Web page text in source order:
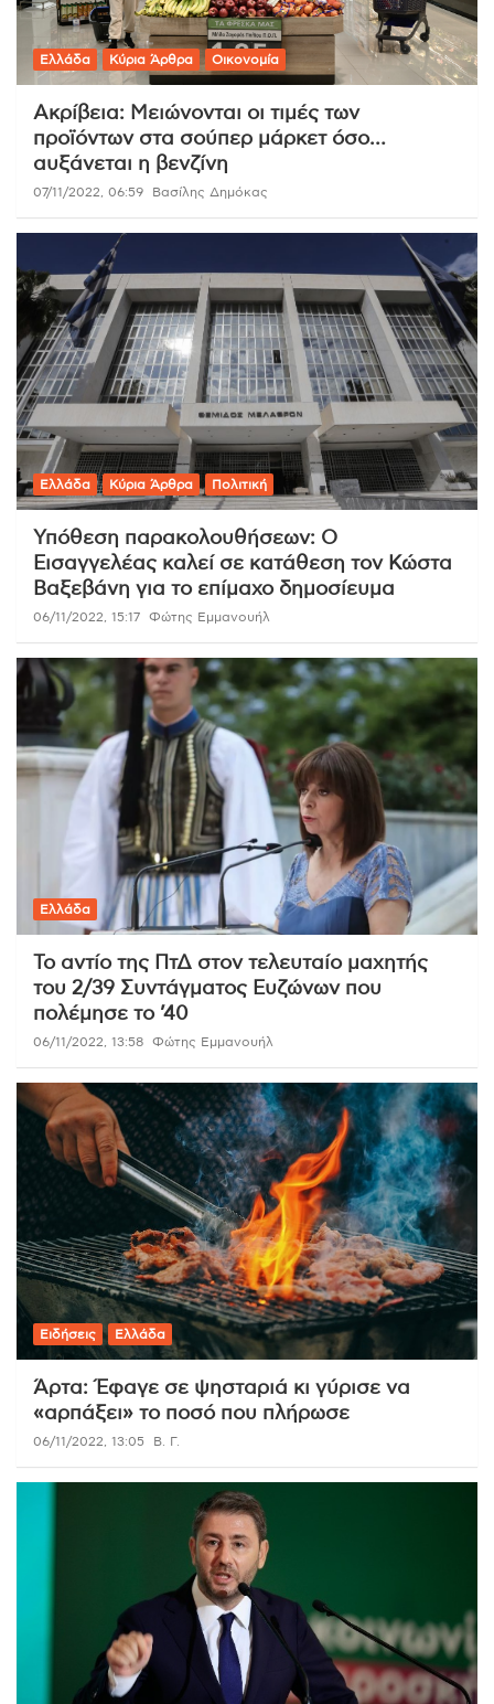
Ελλάδα Κύρια Άρθρα Οικονομία
Ακρίβεια: Μειώνονται οι τιμές των
προϊόντων στα σούπερ μάρκετ όσο…
αυξάνεται η βενζίνη
07/11/2022, 06:59 Βασίλης Δημόκας
Ελλάδα Κύρια Άρθρα Πολιτική
Υπόθεση παρακολουθήσεων: O
Εισαγγελέας καλεί σε κατάθεση τον Κώστα
Βαξεβάνη για το επίμαχο δημοσίευμα
06/11/2022, 15:17 Φώτης Εμμανουήλ
Ελλάδα
To αντίο της ΠτΔ στον τελευταίο μαχητής
του 2/39 Συντάγματος Ευζώνων που
πολέμησε το ’40
06/11/2022, 13:58 Φώτης Εμμανουήλ
Ειδήσεις Ελλάδα
Άρτα: Έφαγε σε ψησταριά κι γύρισε να
«αρπάξει» το ποσό που πλήρωσε
06/11/2022, 13:05 Β. Γ.